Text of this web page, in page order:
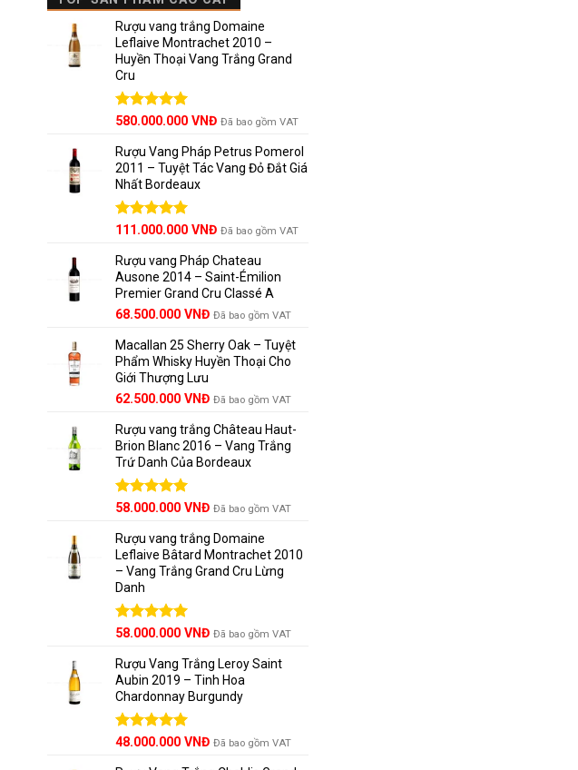
2.800.000 VNĐ. là:
1.950.000 VNĐ.
Rượu vang trắng Domaine
Leflaive Montrachet 2010 –
Huyền Thoại Vang Trắng Grand
Cru
Được xếp
5 sao
580.000.000 VNĐ Đã bao gồm VAT
Rượu Vang Pháp Petrus Pomerol
2011 – Tuyệt Tác Vang Đỏ Đắt Giá
Nhất Bordeaux
Được xếp
5 sao
Giá
là:
125.000.000 VNĐ.
111.000.000 VNĐGiá
tại
là:
111.000.000 VNĐ.
Đã bao gồm VAT
Rượu vang Pháp Chateau
Ausone 2014 – Saint-Émilion
Premier Grand Cru Classé A
68.500.000 VNĐ Đã bao gồm VAT
Macallan 25 Sherry Oak – Tuyệt
Phẩm Whisky Huyền Thoại Cho
Giới Thượng Lưu
Giá
là:
65.000.000 VNĐ.
62.500.000 VNĐGiá
tại
là:
62.500.000 VNĐ.
Đã bao gồm VAT
Rượu vang trắng Château Haut-
Brion Blanc 2016 – Vang Trắng
Trứ Danh Của Bordeaux
Được xếp
5 sao
58.000.000 VNĐ Đã bao gồm VAT
Rượu vang trắng Domaine
Leflaive Bâtard Montrachet 2010
– Vang Trắng Grand Cru Lừng
Danh
Được xếp
5 sao
58.000.000 VNĐ Đã bao gồm VAT
Rượu Vang Trắng Leroy Saint
Aubin 2019 – Tinh Hoa
Chardonnay Burgundy
Được xếp
48.000.000 VNĐ Đã bao gồm VAT